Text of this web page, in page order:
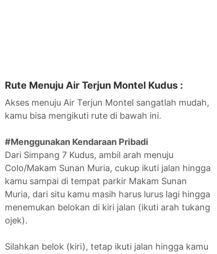
Rute Menuju Air Terjun Montel Kudus :
Akses menuju Air Terjun Montel sangatlah mudah,
kamu bisa mengikuti rute di bawah ini.
#Menggunakan Kendaraan Pribadi
Dari Simpang 7 Kudus, ambil arah menuju
Colo/Makam Sunan Muria, cukup ikuti jalan hingga
kamu sampai di tempat parkir Makam Sunan
Muria, dari situ kamu masih harus lurus lagi hingga
menemukan belokan di kiri jalan (ikuti arah tukang
ojek).
Silahkan belok (kiri), tetap ikuti jalan hingga kamu